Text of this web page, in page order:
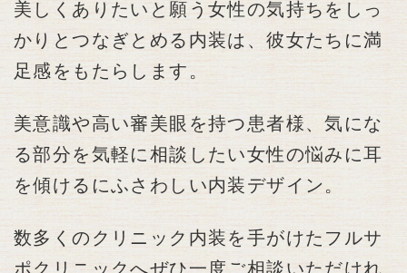
美しくありたいと願う女性の気持ちをしっ
かりとつなぎとめる内装は、彼女たちに満
足感をもたらします。
美意識や高い審美眼を持つ患者様、気にな
る部分を気軽に相談したい女性の悩みに耳
を傾けるにふさわしい内装デザイン。
数多くのクリニック内装を手がけたフルサ
ポクリニックへぜひ一度ご相談いただけれ